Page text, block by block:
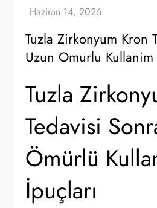
Tuzla Zirkonyum Kron
Uzun Omurlu
Tuzla
Tedavisi
Ömürlü
İpuçları